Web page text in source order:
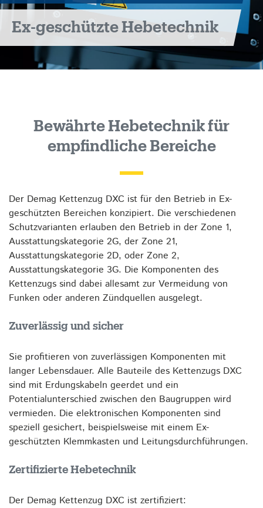
Ex-geschützte Hebetechnik
Bewährte Hebetechnik für
empfindliche Bereiche
Der Demag Kettenzug DXC ist für den Betrieb in Ex-
geschützten Bereichen konzipiert. Die verschiedenen
Schutzvarianten erlauben den Betrieb in der Zone 1,
Ausstattungskategorie 2G, der Zone 21,
Ausstattungskategorie 2D, oder Zone 2,
Ausstattungskategorie 3G. Die Komponenten des
Kettenzugs sind dabei allesamt zur Vermeidung von
Funken oder anderen Zündquellen ausgelegt.
Zuverlässig und sicher
Sie profitieren von zuverlässigen Komponenten mit
langer Lebensdauer. Alle Bauteile des Kettenzugs DXC
sind mit Erdungskabeln geerdet und ein
Potentialunterschied zwischen den Baugruppen wird
vermieden. Die elektronischen Komponenten sind
speziell gesichert, beispielsweise mit einem Ex-
geschützten Klemmkasten und Leitungsdurchführungen.
Zertifizierte Hebetechnik
Der Demag Kettenzug DXC ist zertifiziert: